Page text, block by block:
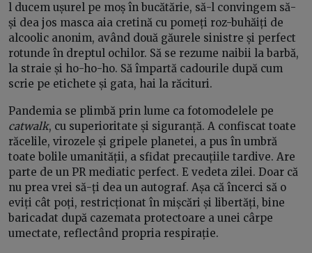
l ducem ușurel pe moș în bucătărie, să-l convingem să-
și dea jos masca aia cretină cu pomeți roz-buhăiți de
alcoolic anonim, având două găurele sinistre și perfect
rotunde în dreptul ochilor. Să se rezume naibii la barbă,
la straie și ho-ho-ho. Să împartă cadourile după cum
scrie pe etichete și gata, hai la răcituri.
Pandemia se plimbă prin lume ca fotomodelele pe
catwalk, cu superioritate și siguranță. A confiscat toate
răcelile, virozele și gripele planetei, a pus în umbră
toate bolile umanității, a sfidat precauțiile tardive. Are
parte de un PR mediatic perfect. E vedeta zilei. Doar că
nu prea vrei să-ți dea un autograf. Așa că încerci să o
eviți cât poți, restricționat în mișcări și libertăți, bine
baricadat după cazemata protectoare a unei cârpe
umectate, reflectând propria respirație.